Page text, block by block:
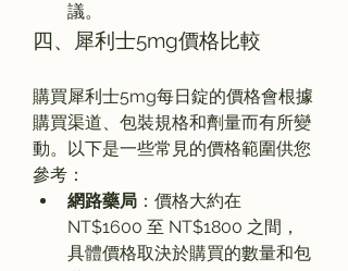
議。
四、犀利士5mg價格比較
購買犀利士5mg每日錠的價格會根據
購買渠道、包裝規格和劑量而有所變
動。以下是一些常見的價格範圍供您
參考：
網路藥局 ：價格大約在
NT$1600 至 NT$1800 之間，
具體價格取決於購買的數量和包